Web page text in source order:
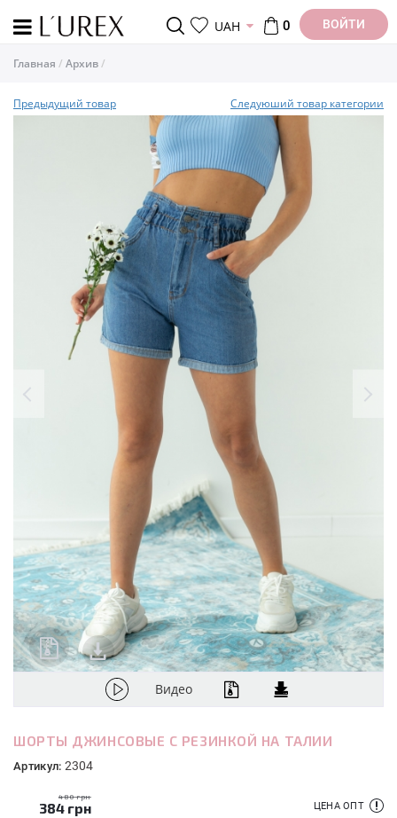
UAH 0 ВОЙТИ
Главная Архив
Предыдущий товар Следуюший товар категории
Видео
ШОРТЫ ДЖИНСОВЫЕ С РЕЗИНКОЙ НА ТАЛИИ
Артикул: 2304
480 грн
384 грн
ЦЕНА ОПТ